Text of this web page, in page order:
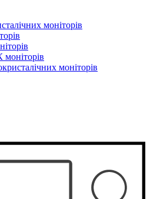
моніторів
моніторів